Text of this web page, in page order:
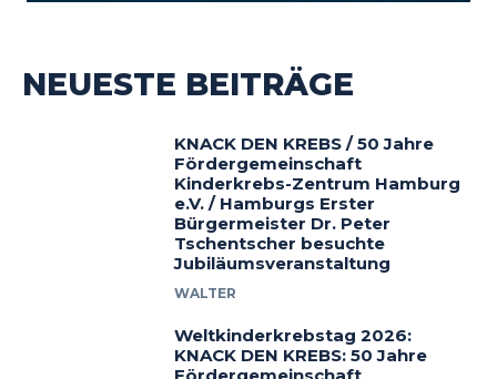
NEUESTE BEITRÄGE
KNACK DEN KREBS / 50 Jahre
Fördergemeinschaft
Kinderkrebs-Zentrum Hamburg
e.V. / Hamburgs Erster
Bürgermeister Dr. Peter
Tschentscher besuchte
Jubiläumsveranstaltung
WALTER
Weltkinderkrebstag 2026:
KNACK DEN KREBS: 50 Jahre